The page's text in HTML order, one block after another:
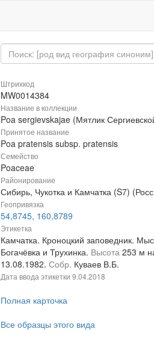
Штрихкод
MW0014384
Название в коллекции
Poa sergievskajae (Мятлик
Принятое название
Poa pratensis subsp. pratensis
Семейство
Poaceae
Районирование
Сибирь, Чукотка и Камчатка (S7)
Геопривязка
54,8745, 160,8789
Этикетка
Камчатка. Кроноцкий заповедник.
Богачёвка и Трухинка. Высота 253 м
13.08.1982. Собр. Куваев В.Б.
Дата ввода этикетки 9.04.2018
Полная карточка
Все образцы этого вида